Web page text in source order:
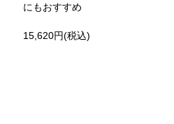
にもおすすめ
15,620円(税込)